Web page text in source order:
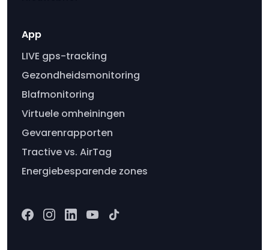
App
LIVE gps-tracking
Gezondheidsmonitoring
Blafmonitoring
Virtuele omheiningen
Gevarenrapporten
Tractive vs. AirTag
Energiebesparende zones